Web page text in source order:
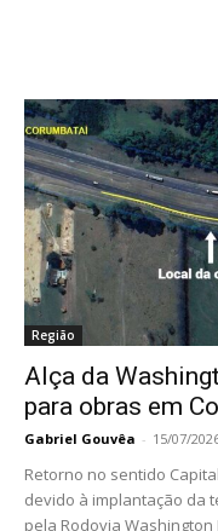
Região
Alça da
para obras em
Gabriel Gouvêa - 15/07/
Retorno no sentido
devido à implantação da
pela Rodovia Washington